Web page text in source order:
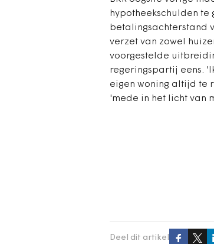
hypotheekschulden te
betalingsachterstand
verzet van zowel
voorgestelde
regeringspartij eens.
eigen woning altijd te
'mede in het licht van
Deel dit artikel